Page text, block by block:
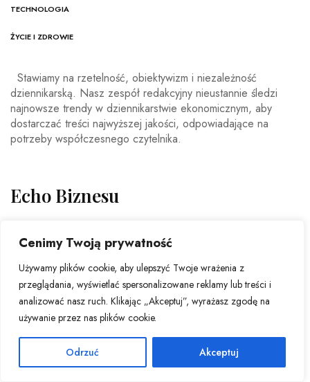
Cenimy Twoją prywatność
Używamy plików cookie, aby ulepszyć Twoje wrażenia z
przeglądania, wyświetlać spersonalizowane reklamy lub treści i
analizować nasz ruch. Klikając „Akceptuj”, wyrażasz zgodę na
używanie przez nas plików cookie.
Odrzuć Akceptuj
TECHNOLOGIA
ŻYCIE I ZDROWIE
Stawiamy na rzetelność, obiektywizm i niezależność
dziennikarską. Nasz zespół redakcyjny nieustannie śledzi
najnowsze trendy w dziennikarstwie ekonomicznym, aby
dostarczać treści najwyższej jakości, odpowiadające na
potrzeby współczesnego czytelnika.
Echo Biznesu
Echo Biznesu to dynamiczna redakcja dziennika
gospodarczego, która od lat dostarcza czytelnikom rzetelne i
aktualne informacje ze świata biznesu. Nasz zespół
doświadczonych dziennikarzy i ekspertów ekonomicznych
codziennie analizuje najważniejsze wydarzenia rynkowe,
trendy gospodarcze oraz decyzje mające wpływ na polską i
światową ekonomię.